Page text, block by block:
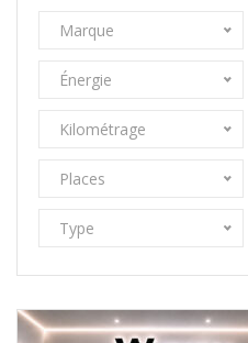
Marque
Énergie
Kilométrage
Places
Type